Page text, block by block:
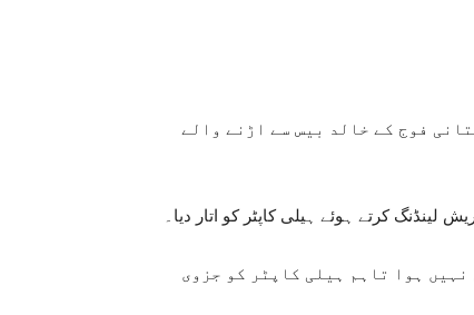
فوج کے خالد بیس سے اڑنے والے
کرتے ہوئے ہیلی کاپٹر کو اتار دیا۔
ہوا تاہم ہیلی کاپٹر کو جزوی